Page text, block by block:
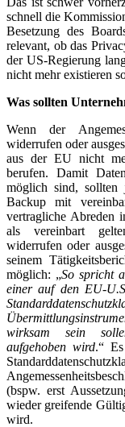
schnell die
Besetzung des
relevant, ob das
der US-Regierung
nicht mehr existieren
Was sollten
Wenn der
widerrufen oder
aus der EU nicht
berufen. Damit
möglich sind, sollten
Backup mit
vertragliche Abreden
als vereinbart
widerrufen oder
seinem
möglich: „So spricht
einer auf den EU-
wirksam sein
aufgehoben wird.“
(bspw. erst
wieder greifende
wird.